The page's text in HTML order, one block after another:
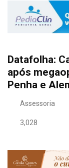
Datafolha:
após
Penha e
Assessoria
3,028